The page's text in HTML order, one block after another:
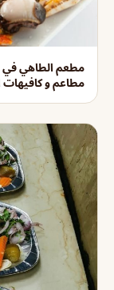
مطعم الطاهي في
مطاعم و كافيهات